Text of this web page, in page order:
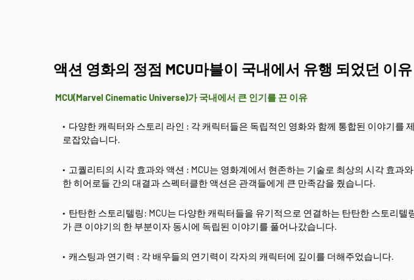
액션 영화의 정점 MCU마블이 국내에서 유행 되었던 이유
MCU(Marvel Cinematic Universe)가 국내에서 큰 인기를 끈 이유
다양한 캐릭터와 스토리 라인 : 각 캐릭터들은 독립적인 영화와 함께 통합된 이야기를
로잡았습니다.
고퀄리티의 시각 효과와 액션 : MCU는 영화계에서 현존하는 기술로 최상의 시각 효과
한 히어로들 간의 대결과 스펙터클한 액션은 관객들에게 큰 만족감을 줬습니다.
탄탄한 스토리텔링: MCU는 다양한 캐릭터들을 유기적으로 연결하는 탄탄한 스토리텔
가 큰 이야기의 한 부분이자 동시에 독립된 이야기를 풀어나갔습니다.
캐스팅과 연기력 : 각 배우들의 연기력이 각자의 캐릭터에 깊이를 더해주었습니다.